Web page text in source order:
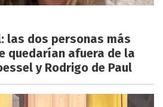
las dos personas más
quedarían afuera de la
y Rodrigo de Paul